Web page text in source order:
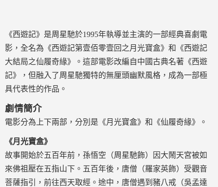
《西遊記》是周星馳於1995年執導並主演的一部經典喜劇電
影，全名為《西遊記第壹佰零壹回之月光寶盒》和《西遊記
大結局之仙履奇緣》。這部電影改編自中國古典名著《西遊
記》，但融入了周星馳獨特的無厘頭幽默風格，成為一部極
具代表性的作品。
劇情簡介
電影分為上下兩部，分別是《月光寶盒》和《仙履奇緣》。
《月光寶盒》
故事開始於五百年前，孫悟空（周星馳飾）因大鬧天宮被如
來佛祖壓在五指山下。五百年後，唐僧（羅家英飾）受觀音
菩薩指引，前往西天取經。途中，唐僧遇到豬八戒（吳孟達